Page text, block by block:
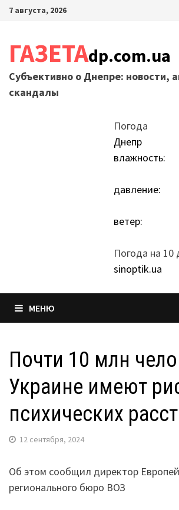
Перейти
7 августа, 2026
ГАЗЕТАdp.com.ua
Субъективно о Днепре: новости,
скандалы
Погода
Днепр
влажность:
давление:
ветер:
Погода на 10
sinoptik.ua
МЕНЮ
Почти 10 млн
Украине имеют
психических
12 сентября, 2024
Об этом сообщил директор
регионального бюро ВОЗ